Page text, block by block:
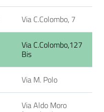
Via C.Colombo, 7
Via C.Colombo,127
Bis
Via M. Polo
Via Aldo Moro